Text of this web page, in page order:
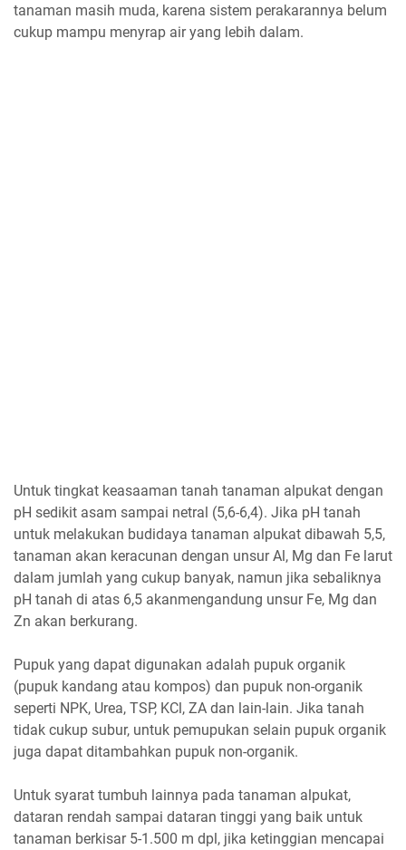
tanaman masih muda, karena sistem perakarannya belum
cukup mampu menyrap air yang lebih dalam.
Untuk tingkat keasaaman tanah tanaman alpukat dengan
pH sedikit asam sampai netral (5,6-6,4). Jika pH tanah
untuk melakukan budidaya tanaman alpukat dibawah 5,5,
tanaman akan keracunan dengan unsur Al, Mg dan Fe larut
dalam jumlah yang cukup banyak, namun jika sebaliknya
pH tanah di atas 6,5 akanmengandung unsur Fe, Mg dan
Zn akan berkurang.
Pupuk yang dapat digunakan adalah pupuk organik
(pupuk kandang atau kompos) dan pupuk non-organik
seperti NPK, Urea, TSP, KCl, ZA dan lain-lain. Jika tanah
tidak cukup subur, untuk pemupukan selain pupuk organik
juga dapat ditambahkan pupuk non-organik.
Untuk syarat tumbuh lainnya pada tanaman alpukat,
dataran rendah sampai dataran tinggi yang baik untuk
tanaman berkisar 5-1.500 m dpl, jika ketinggian mencapai